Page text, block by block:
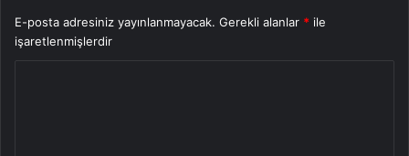
E-posta adresiniz yayınlanmayacak. Gerekli alanlar * ile
işaretlenmişlerdir